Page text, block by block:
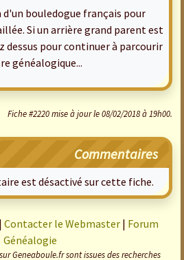
d'un bouledogue français pour
Si un arrière grand parent est
dessus pour continuer à parcourir
généalogique...
Fiche #2220 mise à jour le 08/02/2018 à 19h00.
Commentaires
est désactivé sur cette fiche.
| Contacter le Webmaster | Forum
Généalogie
Geneaboule.fr sont issues des recherches